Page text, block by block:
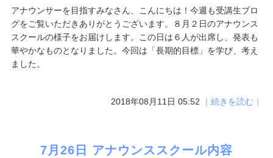
アナウンサーを目指すみなさん、こんにちは！今週も受講生ブロ
グをご覧いただきありがとうございます。８月２日のアナウンス
スクールの様子をお届けします。この日は６人が出席し、発表も
華やかなものとなりました。今回は「長期的目標」を学び、考え
ました。
2018年08月11日 05:52 ｜続きを読む｜
7月26日 アナウンススクール内容